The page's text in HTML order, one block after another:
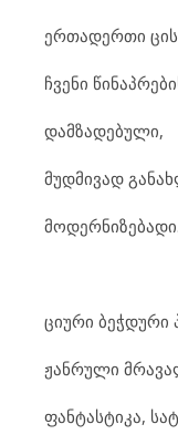
ერთადერთი
ჩვენი წინაპრე
დამზადებული,
მუდმივად განახ
მოდერნიზებადი.
ციური ბეჭდური
ჟანრული მრა
ფანტასტიკა, სატ